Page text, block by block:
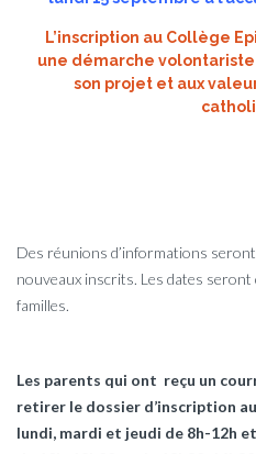
L’inscription au Collège
une démarche
son projet et aux
Des réunions d’informations
nouveaux inscrits. Les dates
familles.
Les parents qui ont reçu un
retirer le dossier d’inscription
lundi, mardi et jeudi de 8h-12h